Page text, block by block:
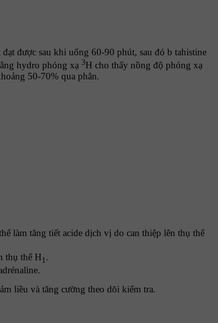
được sau khi uống 60-90 phút, sau đó b tahistine
hydro phóng xạ 3H cho thấy nồng độ phóng xạ
50-70% qua phân.
làm tăng tiết acide dịch vị do can thiệp lên thụ thể
thụ thể H1 .
liều và tăng cường theo dõi kiểm tra.